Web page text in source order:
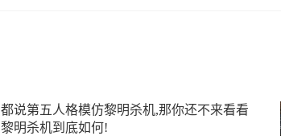
都说第五人格模仿黎明杀机,那你还不来看看
黎明杀机到底如何!